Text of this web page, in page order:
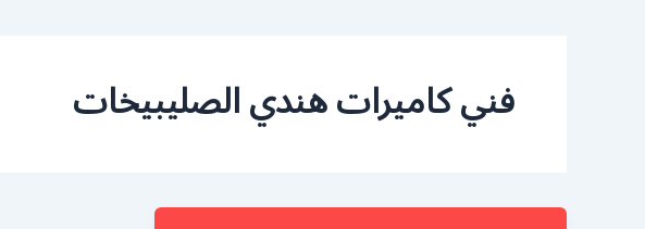
فني كاميرات هندي الصليبيخات